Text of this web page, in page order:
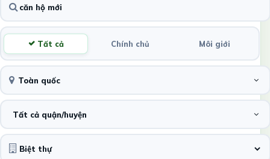
Tất cả Chính chủ Môi giới
Toàn quốc
Tất cả quận/huyện